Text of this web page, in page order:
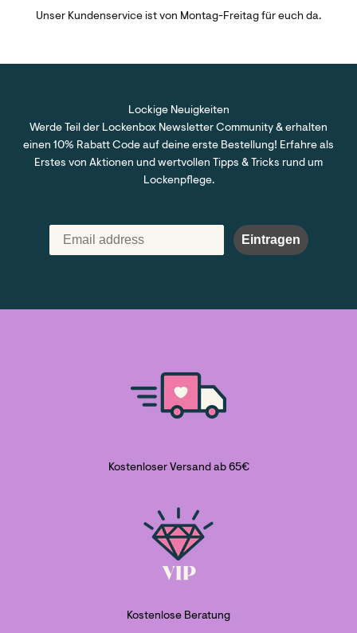
Unser Kundenservice ist von Montag-Freitag für euch da.
Lockige Neuigkeiten
Werde Teil der Lockenbox Newsletter Community & erhalten
einen 10% Rabatt Code auf deine erste Bestellung! Erfahre als
Erstes von Aktionen und wertvollen Tipps & Tricks rund um
Lockenpflege.
Eintragen
Kostenloser Versand ab 65€
Kostenlose Beratung